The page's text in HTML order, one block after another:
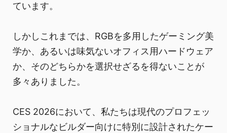
ています。
しかしこれまでは、RGBを多用したゲーミング美
学か、あるいは味気ないオフィス用ハードウェア
か、そのどちらかを選択せざるを得ないことが
多々ありました。
CES 2026において、私たちは現代のプロフェッ
ショナルなビルダー向けに特別に設計されたケー